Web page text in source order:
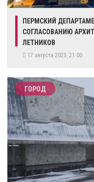
​ПЕРМСКИЙ
СОГЛАСОВАНИЮ
ЛЕТНИКОВ
17 августа 2023, 21:00
ГОРОД